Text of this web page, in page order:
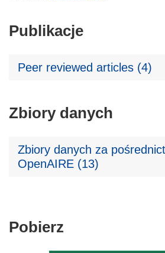
Publikacje
Peer reviewed articles (4)
Zbiory danych
Zbiory danych za
OpenAIRE (13)
Pobierz